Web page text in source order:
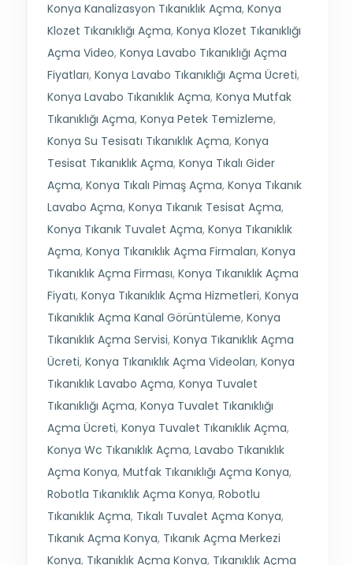
Konya Kanalizasyon Tıkanıklık Açma, Konya
Klozet Tıkanıklığı Açma, Konya Klozet Tıkanıklığı
Açma Video, Konya Lavabo Tıkanıklığı Açma
Fiyatları, Konya Lavabo Tıkanıklığı Açma Ücreti,
Konya Lavabo Tıkanıklık Açma, Konya Mutfak
Tıkanıklığı Açma, Konya Petek Temizleme,
Konya Su Tesisatı Tıkanıklık Açma, Konya
Tesisat Tıkanıklık Açma, Konya Tıkalı Gider
Açma, Konya Tıkalı Pimaş Açma, Konya Tıkanık
Lavabo Açma, Konya Tıkanık Tesisat Açma,
Konya Tıkanık Tuvalet Açma, Konya Tıkanıklık
Açma, Konya Tıkanıklık Açma Firmaları, Konya
Tıkanıklık Açma Firması, Konya Tıkanıklık Açma
Fiyatı, Konya Tıkanıklık Açma Hizmetleri, Konya
Tıkanıklık Açma Kanal Görüntüleme, Konya
Tıkanıklık Açma Servisi, Konya Tıkanıklık Açma
Ücreti, Konya Tıkanıklık Açma Videoları, Konya
Tıkanıklık Lavabo Açma, Konya Tuvalet
Tıkanıklığı Açma, Konya Tuvalet Tıkanıklığı
Açma Ücreti, Konya Tuvalet Tıkanıklık Açma,
Konya Wc Tıkanıklık Açma, Lavabo Tıkanıklık
Açma Konya, Mutfak Tıkanıklığı Açma Konya,
Robotla Tıkanıklık Açma Konya, Robotlu
Tıkanıklık Açma, Tıkalı Tuvalet Açma Konya,
Tıkanık Açma Konya, Tıkanık Açma Merkezi
Konya, Tıkanıklık Açma Konya, Tıkanıklık Açma